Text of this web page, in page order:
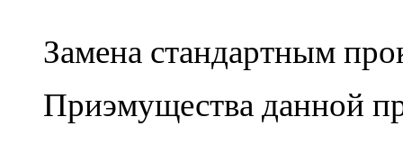
Замена стандартным
Приэмущества данной